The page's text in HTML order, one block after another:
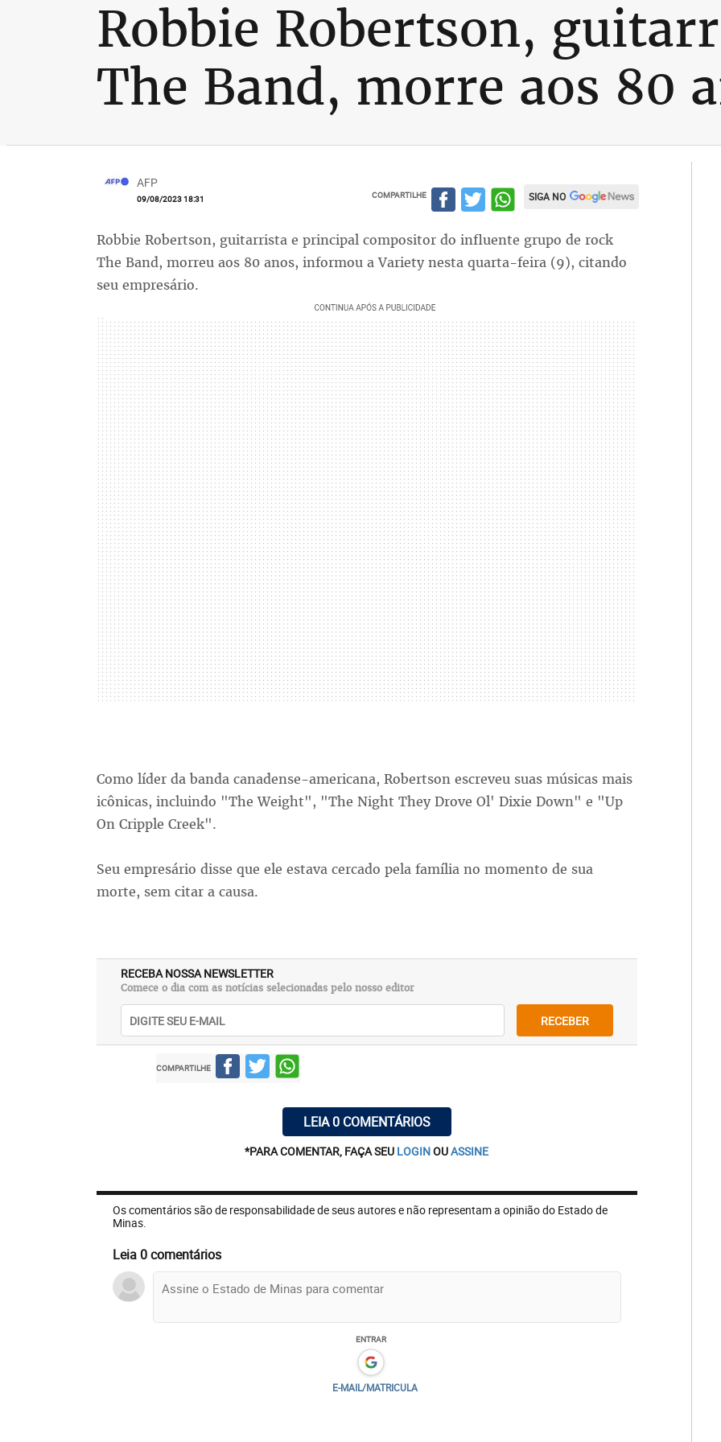
Robbie Robertson,
The Band, morre aos 80
AFP
09/08/2023 18:31 COMPARTILHE SIGA NO
Robbie Robertson, guitarrista e principal compositor do influente grupo de rock
The Band, morreu aos 80 anos, informou a Variety nesta quarta-feira (9), citando
seu empresário.
Como líder da banda canadense-americana, Robertson escreveu suas músicas mais
icônicas, incluindo "The Weight", "The Night They Drove Ol' Dixie Down" e "Up
On Cripple Creek".
Seu empresário disse que ele estava cercado pela família no momento de sua
morte, sem citar a causa.
RECEBA NOSSA NEWSLETTER
Comece o dia com as notícias selecionadas pelo nosso editor
RECEBER
COMPARTILHE
LEIA 0 COMENTÁRIOS
*PARA COMENTAR, FAÇA SEU LOGINOUASSINE
Os comentários são de responsabilidade de seus autores e não representam a opinião do Estado de
Minas.
Leia 0 comentários
ENTRAR
E-MAIL/MATRICULA